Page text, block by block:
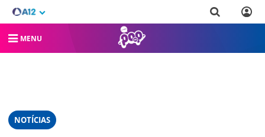
MENU
NOTÍCIAS